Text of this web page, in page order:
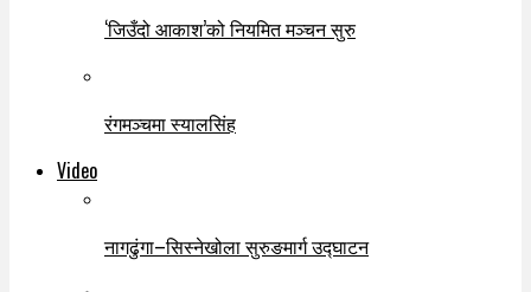
‘जिउँदो आकाश’को नियमित मञ्चन सुरु
रंगमञ्चमा स्यालसिंह
Video
नागढुंगा–सिस्नेखोला सुरुङमार्ग उद्घाटन